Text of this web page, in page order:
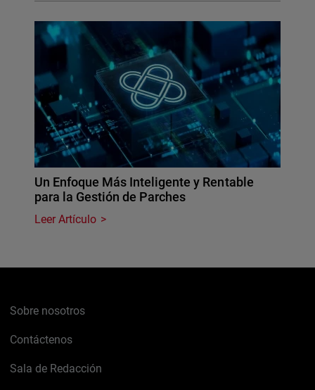
Un Enfoque Más Inteligente y Rentable
para la Gestión de Parches
Leer Artículo
Sobre nosotros
Contáctenos
Sala de Redacción